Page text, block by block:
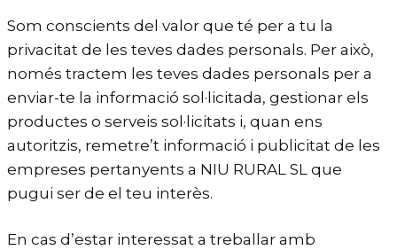
Som conscients del valor que té per a tu la
privacitat de les teves dades personals. Per això,
només tractem les teves dades personals per a
enviar-te la informació sol·licitada, gestionar els
productes o serveis sol·licitats i, quan ens
autoritzis, remetre’t informació i publicitat de les
empreses pertanyents a NIU RURAL SL que
pugui ser de el teu interès.
En cas d’estar interessat a treballar amb